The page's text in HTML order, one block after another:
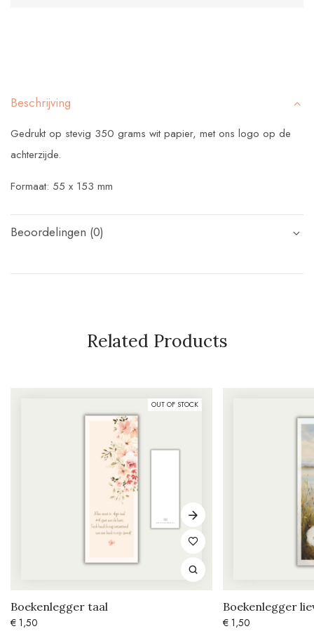
Beschrijving
Gedrukt op stevig 350 grams wit papier, met ons logo op de
achterzijde.
Formaat: 55 x 153 mm
Beoordelingen (0)
Related Products
OUT OF STOCK
Boekenlegger taal
€ 1,50
Boekenlegger
€ 1,50